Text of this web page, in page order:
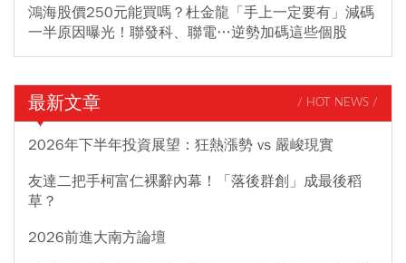
鴻海股價250元能買嗎？杜金龍「手上一定要有」減碼
一半原因曝光！聯發科、聯電…逆勢加碼這些個股
最新文章 / HOT NEWS /
2026年下半年投資展望：狂熱漲勢 vs 嚴峻現實
友達二把手柯富仁裸辭內幕！「落後群創」成最後稻
草？
2026前進大南方論壇